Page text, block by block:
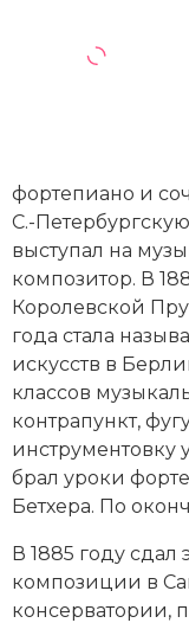
Генеалогия,
Государство и
Историческая
История
История
История,
исторического
Итория
Латинская
Новая история
Новейшая
фортепиано и
С.-
выступал на
композитор. В
Королевской
года стала
искусств в
классов
контрапункт,
инструментовку
брал уроки
Бетхера. По
В 1885 году сдал
композиции в
консерватории,